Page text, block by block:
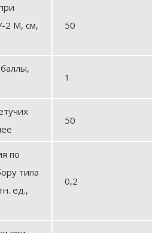
2 М, см,
50
1
50
по
типа
ед.,
0,2